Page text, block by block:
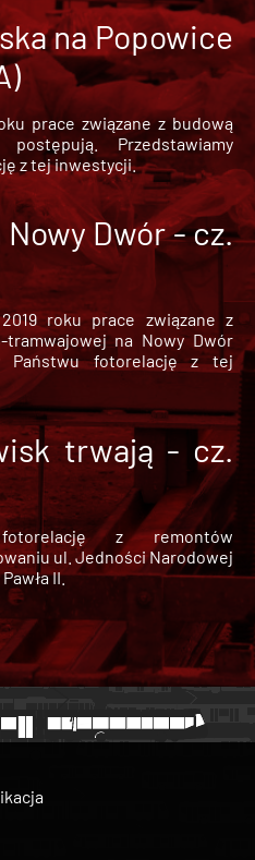
na Popowice
prace związane z budową
postępują. Przedstawiamy
z tej inwestycji.
Nowy Dwór - cz.
roku prace związane z
na Nowy Dwór
Państwu fotorelację z tej
trwają - cz.
z remontów
ul. Jedności Narodowej
II.